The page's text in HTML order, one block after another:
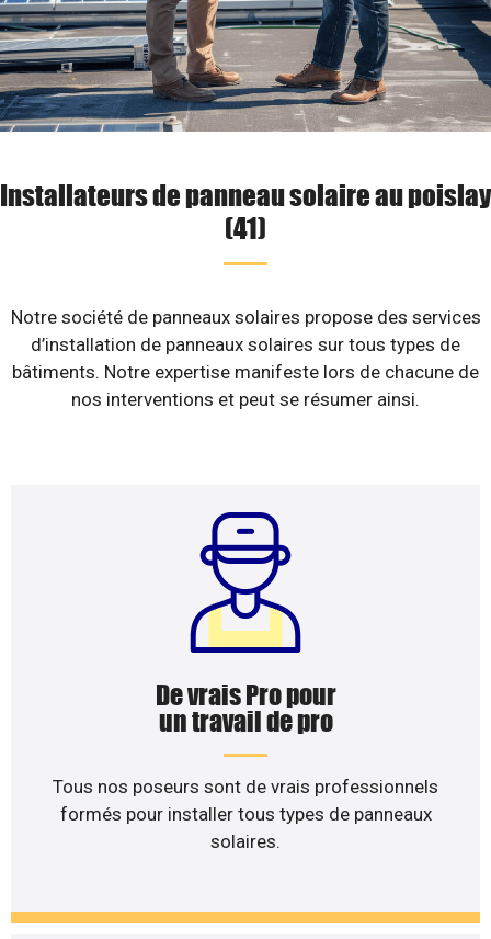
Installateurs de panneau solaire au poislay
(41)
Notre société de panneaux solaires propose des services
d’installation de panneaux solaires sur tous types de
bâtiments. Notre expertise manifeste lors de chacune de
nos interventions et peut se résumer ainsi.
De vrais Pro pour
un travail de pro
Tous nos poseurs sont de vrais professionnels
formés pour installer tous types de panneaux
solaires.